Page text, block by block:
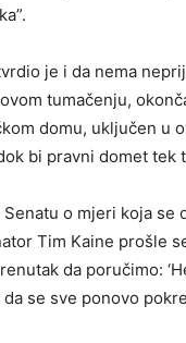
je i da nema
tumačenju,
domu, uključen u
bi pravni domet tek
o mjeri koja
Tim Kaine prošle
da poručimo:
se sve ponovo